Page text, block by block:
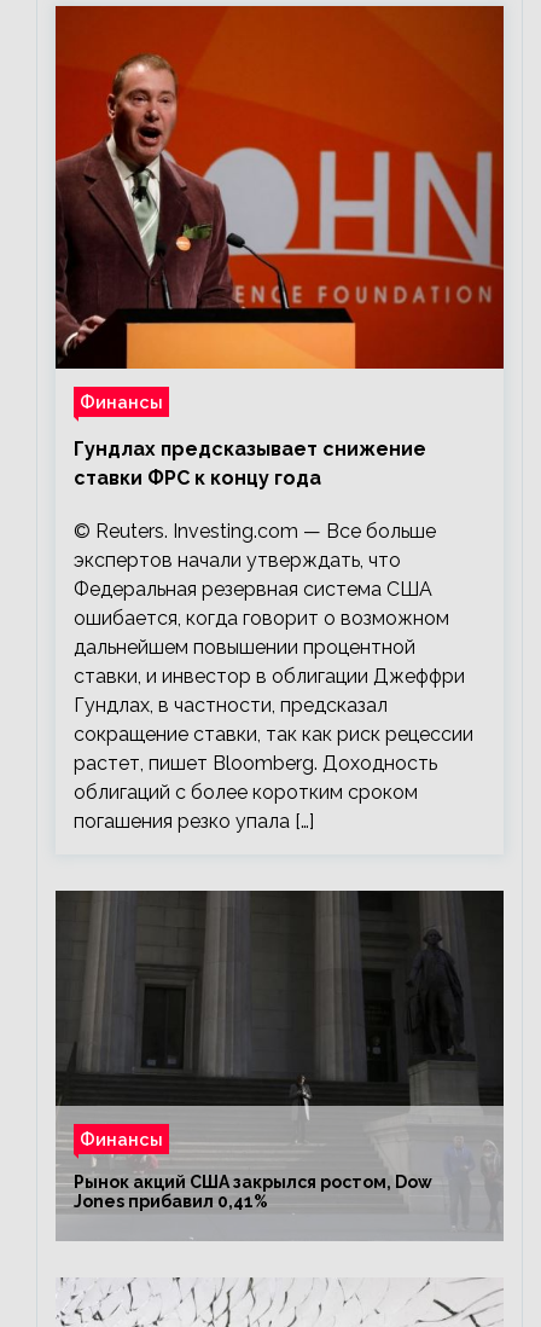
Финансы
Гундлах предсказывает снижение
ставки ФРС к концу года
© Reuters. Investing.com — Все больше
экспертов начали утверждать, что
Федеральная резервная система США
ошибается, когда говорит о возможном
дальнейшем повышении процентной
ставки, и инвестор в облигации Джеффри
Гундлах, в частности, предсказал
сокращение ставки, так как риск рецессии
растет, пишет Bloomberg. Доходность
облигаций с более коротким сроком
погашения резко упала […]
Финансы
Рынок акций США закрылся ростом, Dow
Jones прибавил 0,41%